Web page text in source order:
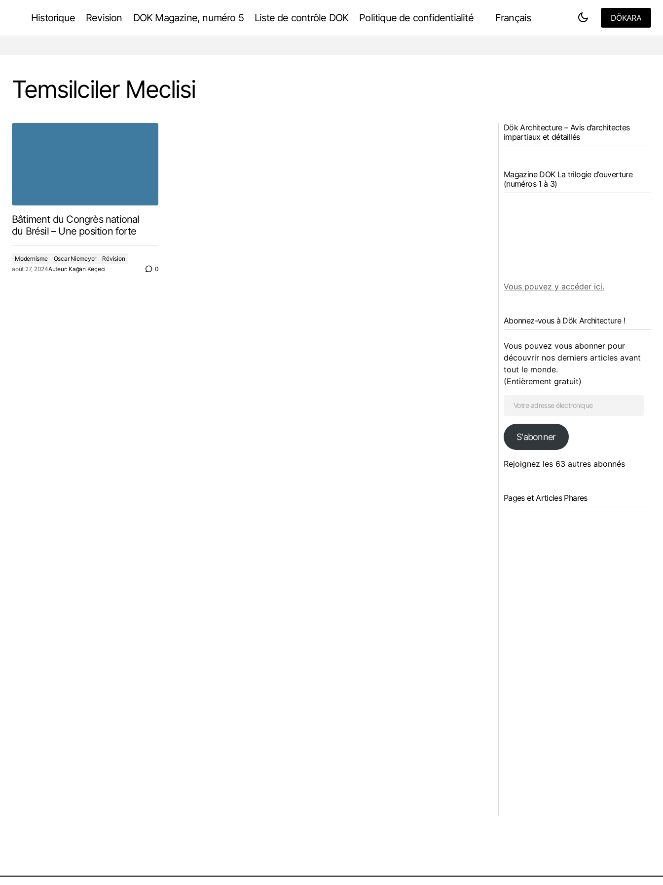
Historique Revision DOK Magazine, numéro 5 Liste de contrôle DOK Politique de confidentialité Français
DÖKARA
Temsilciler Meclisi
Bâtiment du Congrès national
du Brésil – Une position forte
Modernisme Oscar Niemeyer
Révision
août 27, 2024Auteur: Kağan Keçeci 0
Dök Architecture – Avis d’architectes
impartiaux et détaillés
Magazine DOK La trilogie d’ouverture
(numéros 1 à 3)
Vous pouvez y accéder ici.
Abonnez-vous à Dök Architecture !
Vous pouvez vous abonner pour
découvrir nos derniers articles avant
tout le monde.
(Entièrement gratuit)
S'abonner
Rejoignez les 63 autres abonnés
Pages et Articles Phares